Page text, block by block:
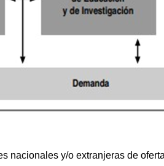
nacionales y/o extranjeras de